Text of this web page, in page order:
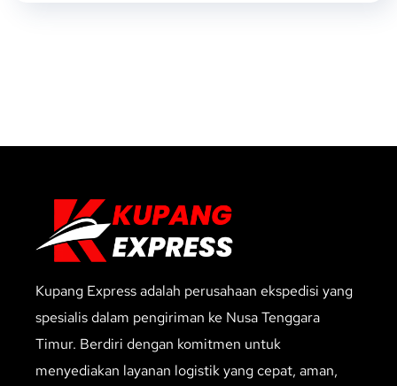
Kupang Express adalah perusahaan ekspedisi yang
spesialis dalam pengiriman ke Nusa Tenggara
Timur. Berdiri dengan komitmen untuk
menyediakan layanan logistik yang cepat, aman,